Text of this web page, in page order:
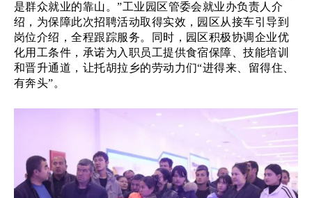
是群众就业的靠山。”工业园区管委会就业办负责人介
绍，为保障此次招聘活动取得实效，园区从接车引导到
岗位介绍，全程跟踪服务。同时，园区积极协调企业优
化用工条件，承诺为入职员工提供食宿保障、技能培训
和晋升通道，让托胡拉乡的劳动力们“进得来、留得住、
有奔头”。